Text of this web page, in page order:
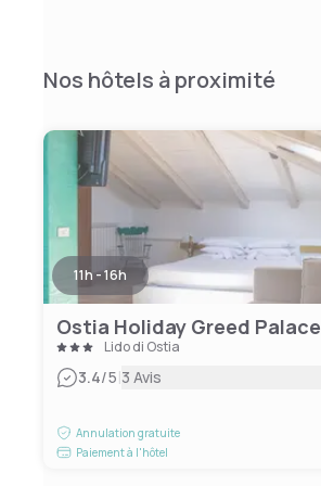
Nos hôtels à proximité
11h - 16h
Ostia Holiday Greed Palace
Lido di Ostia
3.4/5|3 Avis
Annulation gratuite
Paiement à l'hôtel